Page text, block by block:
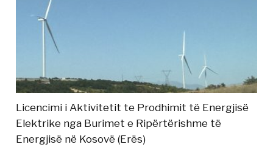
Licencimi i Aktivitetit te Prodhimit të Energjisë
Elektrike nga Burimet e Ripërtërishme të
Energjisë në Kosovë (Erës)